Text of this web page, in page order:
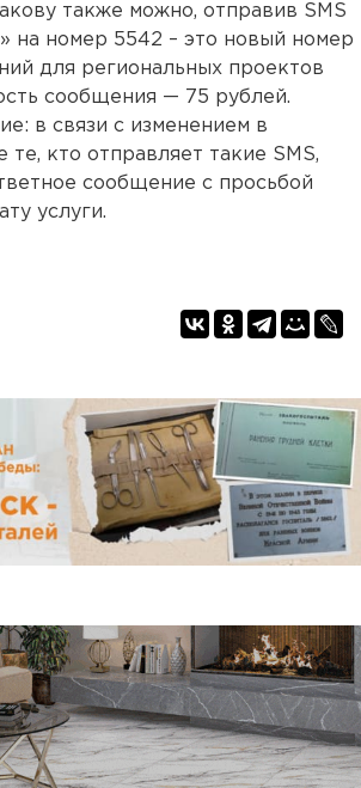
также можно, отправив SMS
на номер 5542 – это новый номер
для региональных проектов
сообщения — 75 рублей.
в связи с изменением в
те, кто отправляет такие SMS,
сообщение с просьбой
услуги.